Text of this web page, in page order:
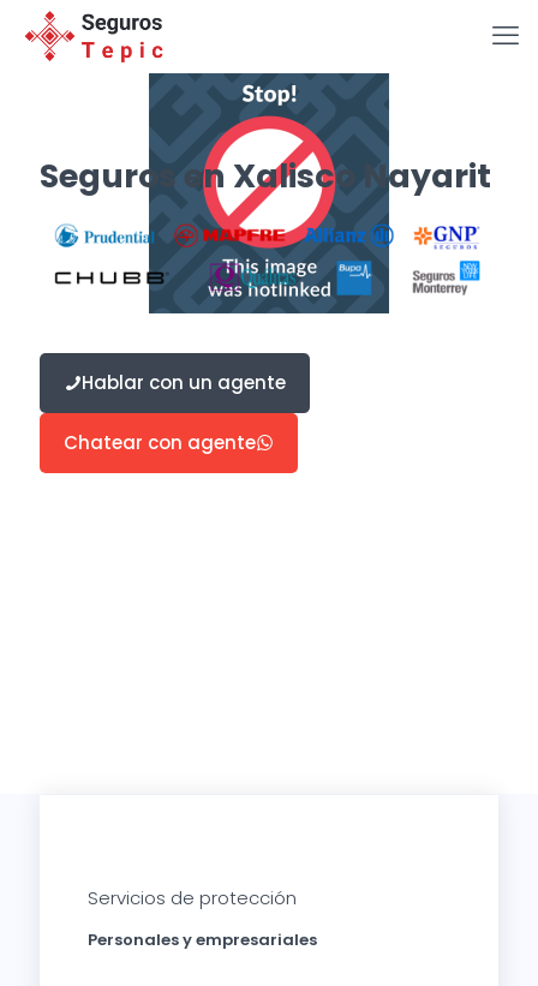
Seguros en Xalisco Nayarit
Hablar con un agente
Chatear con agente
Servicios de protección
Personales y empresariales